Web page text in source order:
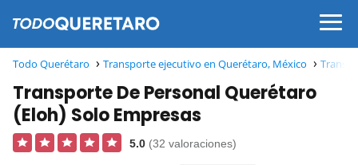
Todo Querétaro Transporte ejecutivo en Querétaro, México
Transporte De Personal Querétaro
(Eloh) Solo Empresas
5.0 (32 valoraciones)